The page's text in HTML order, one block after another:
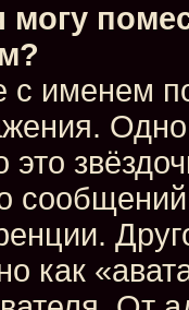
могу
с именем
это
как